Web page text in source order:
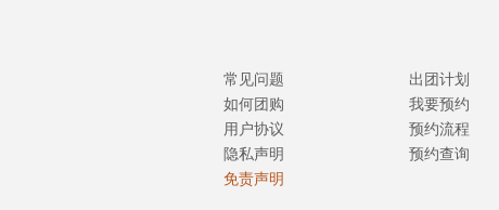
常见问题
如何团购
用户协议
隐私声明
免责声明
出团计划
我要预约
预约流程
预约查询